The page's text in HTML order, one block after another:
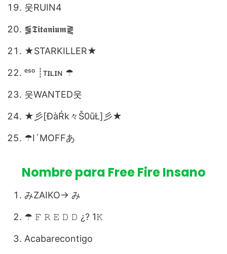
웃ㅤRUIN4
⪓𝕿𝖎𝖙𝖆𝖓𝖎𝖚𝖒⪔
★STARKILLER★
ᵉˢᵒ ┊ᴛɪʟɪɴ ☂︎
웃WANTED웃
★彡[ĐàŔk々Š0ūŁ]彡★
ㅤ☂︎ㅤI´MㅤOFFあㅤ
Nombre para Free Fire Insano
みZAIKO→ み
☂︎ 𝙵 𝚁 𝙴 𝙳 𝙳 ¿? 1𝙺
Acabarecontigo